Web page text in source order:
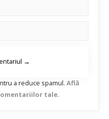
a reduce spamul. Află
tale.